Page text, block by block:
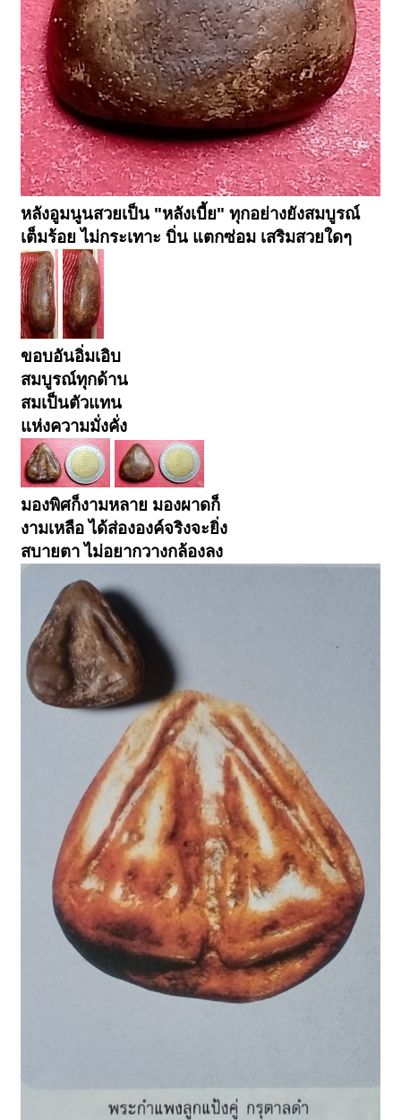
หลังอูมนูนสวยเป็น "หลังเบี้ย" ทุกอย่างยังสมบูรณ์
เต็มร้อย ไม่กระเทาะ บิ่น แตกซ่อม เสริมสวยใดๆ
ขอบอันอิ่มเอิบ
สมบูรณ์ทุกด้าน
สมเป็นตัวแทน
แห่งความมั่งคั่ง
มองพิศก็งามหลาย มองผาดก็
งามเหลือ ได้ส่ององค์จริงจะยิ่ง
สบายตา ไม่อยากวางกล้องลง